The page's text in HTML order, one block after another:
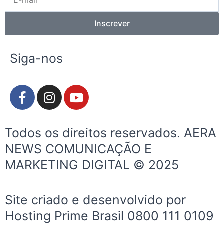
mail
Inscrever
Siga-nos
F
a
e
b
o
o
f
I
n
t
a
g
r
Y
o
t
u
b
e
Todos os direitos reservados. AERA
NEWS COMUNICAÇÃO E
MARKETING DIGITAL © 2025
Site criado e desenvolvido por
Hosting Prime Brasil 0800 111 0109